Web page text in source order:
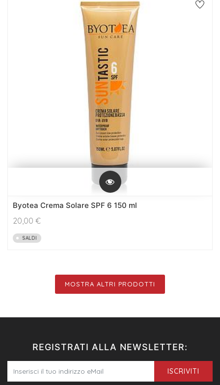
Byotea Crema Solare SPF 6 150 ml
20,00 €
SALDI
MOSTRA ALTRI PRODOTTI
REGISTRATI ALLA NEWSLETTER:
ISCRIVITI